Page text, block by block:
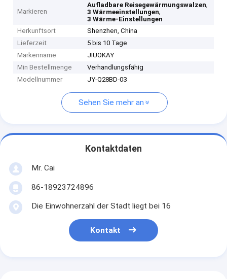
Markieren
Aufladbare Reisegewärmungswalzen,
3 Wärmeeinstellungen,
3 Wärme-Einstellungen
Herkunftsort
Shenzhen, China
Lieferzeit
5 bis 10 Tage
Markenname
JIUOKAY
Min Bestellmenge
Verhandlungsfähig
Modellnummer
JY-Q28BD-03
Sehen Sie mehr an
Kontaktdaten
Mr. Cai
86-18923724896
Die Einwohnerzahl der Stadt liegt bei 16
Kontakt